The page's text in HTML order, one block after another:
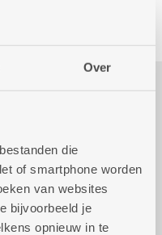
Over
die
of smartphone worden
van websites
bijvoorbeeld je
opnieuw in te
uur tot 16.00 uur